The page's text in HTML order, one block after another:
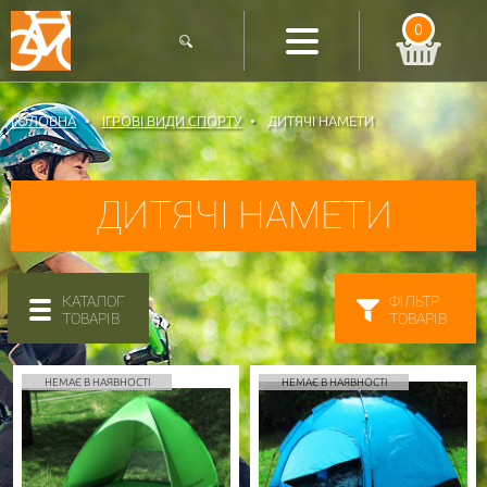
0
ГОЛОВНА ІГРОВІ ВИДИ СПОРТУ ДИТЯЧІ НАМЕТИ
ДИТЯЧІ НАМЕТИ
КАТАЛОГ
ТОВАРІВ
ФІЛЬТР
ТОВАРІВ
НЕМАЄ В НАЯВНОСТІ НЕМАЄ В НАЯВНОСТІ